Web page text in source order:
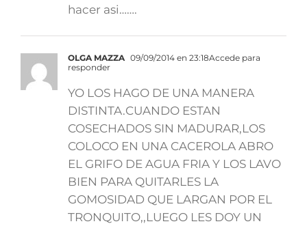
hacer asi…….
OLGA MAZZA 09/09/2014 en 23:18Accede para
responder
YO LOS HAGO DE UNA MANERA
DISTINTA.CUANDO ESTAN
COSECHADOS SIN MADURAR,LOS
COLOCO EN UNA CACEROLA ABRO
EL GRIFO DE AGUA FRIA Y LOS LAVO
BIEN PARA QUITARLES LA
GOMOSIDAD QUE LARGAN POR EL
TRONQUITO,,LUEGO LES DOY UN